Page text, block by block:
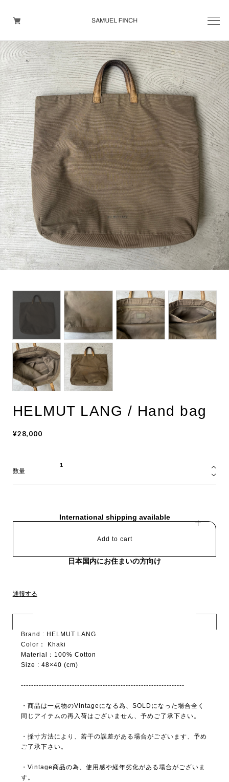
Men's
Maison Martin Margiela
Helmut Lang
Yohji Yamamoto
Other brands
TOPS
OUTER WEAR
BOTTOMS
DESIGNERS ARCHIVES
HELMUT LANG / Hand bag
¥28,000
数量
International shipping available
Add to cart
日本国内にお住まいの方向け
通報する
Brand : HELMUT LANG
Color： Khaki
Material：100% Cotton
Size : 48×40 (cm)
----------------------------------------------------------------
・商品は一点物のVintageになる為、SOLDになった場合全く
同じアイテムの再入荷はございません、予めご了承下さい。
・採寸方法により、若干の誤差がある場合がございます、予め
ご了承下さい。
・Vintage商品の為、使用感や経年劣化がある場合がございま
す。